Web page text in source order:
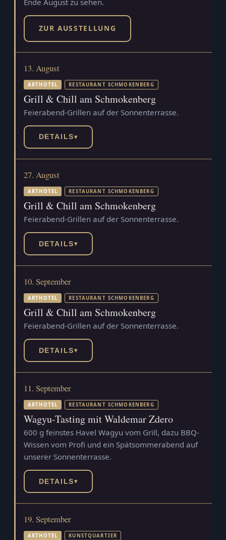
ZUR AUSSTELLUNG
13. August
ARTHOTEL RESTAURANT SCHMOKENBERG
Grill & Chill am Schmokenberg
Feierabend-Grillen auf der Sonnenterrasse.
DETAILS▾
27. August
ARTHOTEL RESTAURANT SCHMOKENBERG
Grill & Chill am Schmokenberg
Feierabend-Grillen auf der Sonnenterrasse.
DETAILS▾
10. September
ARTHOTEL RESTAURANT SCHMOKENBERG
Grill & Chill am Schmokenberg
Feierabend-Grillen auf der Sonnenterrasse.
DETAILS▾
11. September
ARTHOTEL RESTAURANT SCHMOKENBERG
Wagyu-Tasting mit Waldemar Zdero
600 g feinstes Havel Wagyu vom Grill, dazu BBQ-
Wissen vom Profi und ein Spätsommerabend auf
unserer Sonnenterrasse.
DETAILS▾
19. September
ARTHOTEL KUNSTQUARTIER